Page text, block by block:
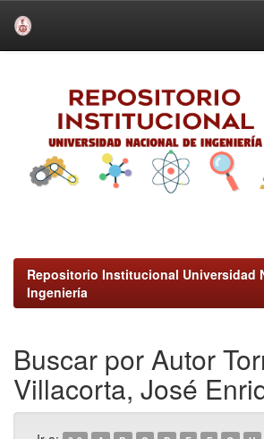
Repositorio Institucional Universidad
Ingeniería
Buscar por Autor
Villacorta, José